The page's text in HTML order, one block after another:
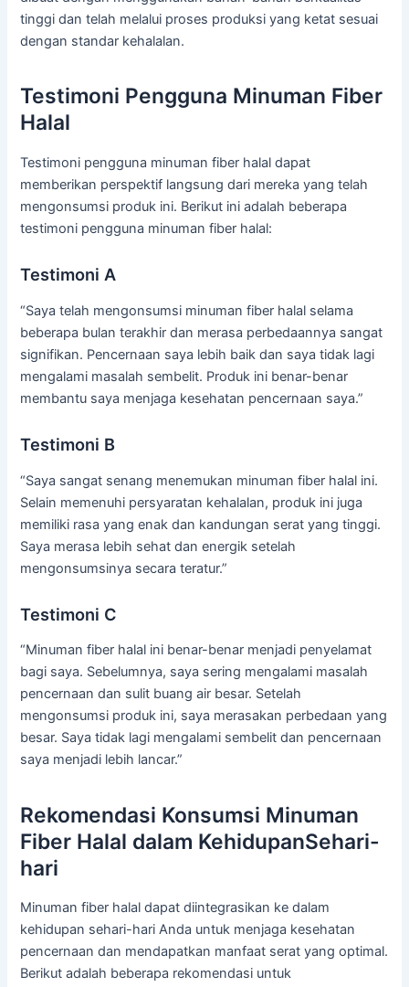
tinggi dan telah melalui proses produksi yang ketat sesuai
dengan standar kehalalan.
Testimoni Pengguna Minuman Fiber
Halal
Testimoni pengguna minuman fiber halal dapat
memberikan perspektif langsung dari mereka yang telah
mengonsumsi produk ini. Berikut ini adalah beberapa
testimoni pengguna minuman fiber halal:
Testimoni A
“Saya telah mengonsumsi minuman fiber halal selama
beberapa bulan terakhir dan merasa perbedaannya sangat
signifikan. Pencernaan saya lebih baik dan saya tidak lagi
mengalami masalah sembelit. Produk ini benar-benar
membantu saya menjaga kesehatan pencernaan saya.”
Testimoni B
“Saya sangat senang menemukan minuman fiber halal ini.
Selain memenuhi persyaratan kehalalan, produk ini juga
memiliki rasa yang enak dan kandungan serat yang tinggi.
Saya merasa lebih sehat dan energik setelah
mengonsumsinya secara teratur.”
Testimoni C
“Minuman fiber halal ini benar-benar menjadi penyelamat
bagi saya. Sebelumnya, saya sering mengalami masalah
pencernaan dan sulit buang air besar. Setelah
mengonsumsi produk ini, saya merasakan perbedaan yang
besar. Saya tidak lagi mengalami sembelit dan pencernaan
saya menjadi lebih lancar.”
Rekomendasi Konsumsi Minuman
Fiber Halal dalam KehidupanSehari-
hari
Minuman fiber halal dapat diintegrasikan ke dalam
kehidupan sehari-hari Anda untuk menjaga kesehatan
pencernaan dan mendapatkan manfaat serat yang optimal.
Berikut adalah beberapa rekomendasi untuk